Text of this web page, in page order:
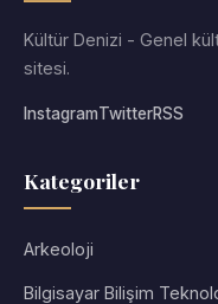
Kültür Denizi - Genel
sitesi.
InstagramTwitterRSS
Kategoriler
Arkeoloji
Bilgisayar Bilişim